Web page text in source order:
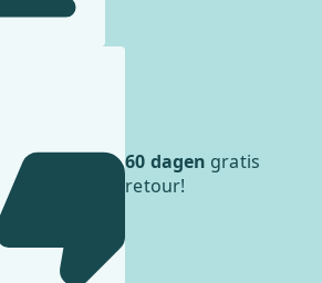
60 dagen gratis
retour!